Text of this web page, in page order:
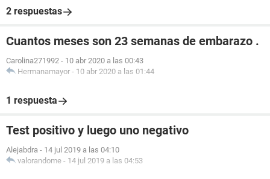
2 respuestas
Cuantos meses son 23 semanas de embarazo .
Carolina271992 - 10 abr 2020 a las 00:43
Hermanamayor - 10 abr 2020 a las 01:44
1 respuesta
Test positivo y luego uno negativo
Alejabdra - 14 jul 2019 a las 04:10
valorandome - 14 jul 2019 a las 04:53